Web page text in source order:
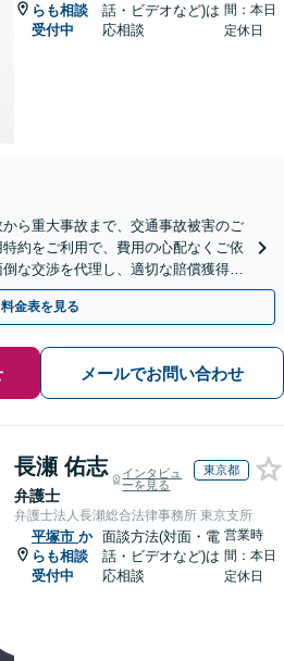
らも相談
受付中
話・ビデオなど)は
応相談
間：本日
定休日
から重大事故まで、交通事故被害のご
約をご利用で、費用の心配なくご依
な交渉を代理し、適切な賠償獲得を
応可能】
料金表を見る
メールでお問い合わせ
長瀬 佑志
弁護士
インタビュ
ーを見る
東京都
弁護士法人長瀬総合法律事務所 東京支所
平塚市 か
らも相談
受付中
面談方法(対面・電
話・ビデオなど)は
応相談
営業時
間：本日
定休日